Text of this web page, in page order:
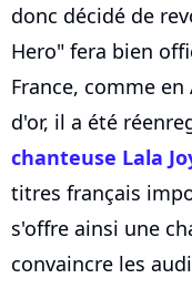
donc décidé de
Hero" fera bien
France, comme
d'or, il a été
chanteuse Lala
titres français
s'offre ainsi une
convaincre les